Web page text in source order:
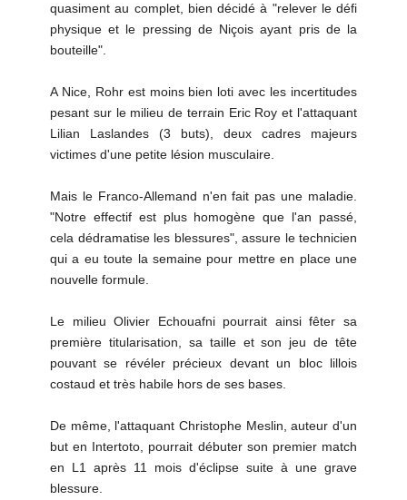
quasiment au complet, bien décidé à "relever le défi
physique et le pressing de Niçois ayant pris de la
bouteille".
A Nice, Rohr est moins bien loti avec les incertitudes
pesant sur le milieu de terrain Eric Roy et l'attaquant
Lilian Laslandes (3 buts), deux cadres majeurs
victimes d'une petite lésion musculaire.
Mais le Franco-Allemand n'en fait pas une maladie.
"Notre effectif est plus homogène que l'an passé,
cela dédramatise les blessures", assure le technicien
qui a eu toute la semaine pour mettre en place une
nouvelle formule.
Le milieu Olivier Echouafni pourrait ainsi fêter sa
première titularisation, sa taille et son jeu de tête
pouvant se révéler précieux devant un bloc lillois
costaud et très habile hors de ses bases.
De même, l'attaquant Christophe Meslin, auteur d'un
but en Intertoto, pourrait débuter son premier match
en L1 après 11 mois d'éclipse suite à une grave
blessure.